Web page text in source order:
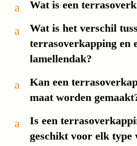
a Wat is een
a
Wat is het verschil
terrasoverkapping en
lamellendak?
a
Kan een
maat worden
a
Is een
geschikt voor elk type